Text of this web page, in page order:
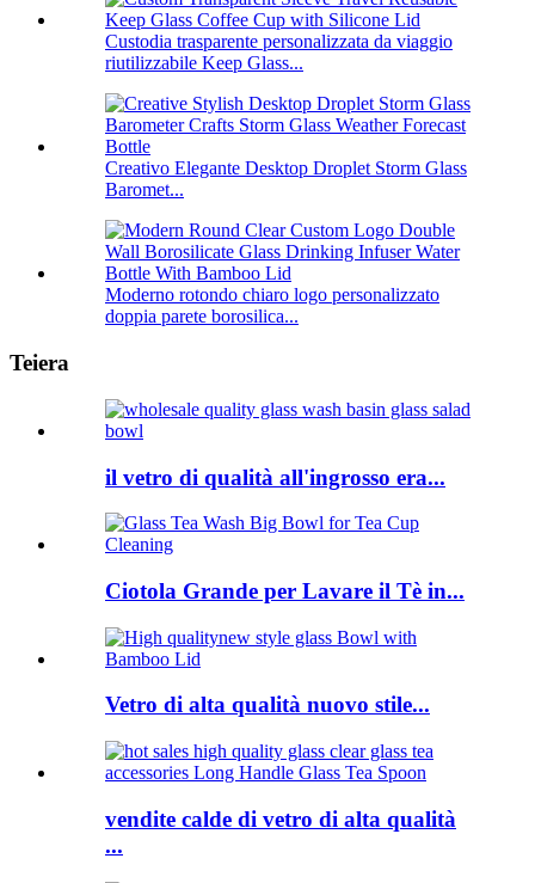
Custodia trasparente personalizzata da viaggio
riutilizzabile Keep Glass...
Creativo Elegante Desktop Droplet Storm Glass
Baromet...
Moderno rotondo chiaro logo personalizzato
doppia parete borosilica...
Teiera
il vetro di qualità all'ingrosso era...
Ciotola Grande per Lavare il Tè in...
Vetro di alta qualità nuovo stile...
vendite calde di vetro di alta qualità
...